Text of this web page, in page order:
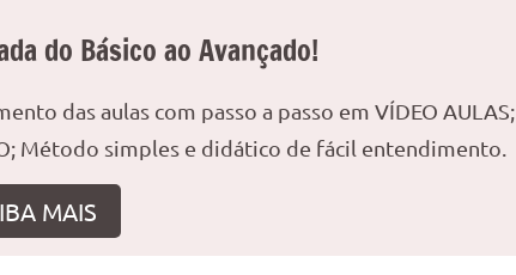
do Básico ao Avançado!
das aulas com passo a passo em VÍDEO AULAS;
Método simples e didático de fácil entendimento.
MAIS